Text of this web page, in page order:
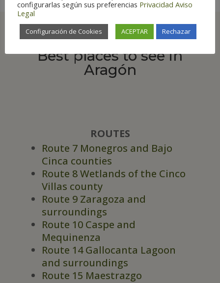
Best places to see in
Aragón
ROUTES
Route 7 Monegros and Bajo
Cinca counties
Route 8 Wetlands of the Cinco
Villas county
Route 9 Zaragoza and
surroundings
Route 10 Caspe and
Mequinenza
Route 14 Gallocanta Lagoon
and surroundings
Route 15 Maestrazgo
configurarlas según sus preferencias Privacidad Aviso
Legal
Configuración de Cookies ACEPTAR Rechazar